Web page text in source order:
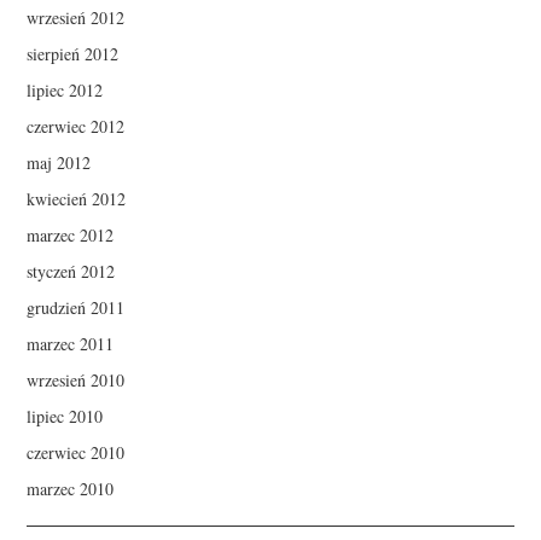
wrzesień 2012
sierpień 2012
lipiec 2012
czerwiec 2012
maj 2012
kwiecień 2012
marzec 2012
styczeń 2012
grudzień 2011
marzec 2011
wrzesień 2010
lipiec 2010
czerwiec 2010
marzec 2010